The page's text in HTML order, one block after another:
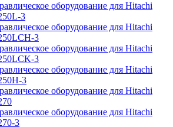
оборудование для Hitachi
3
оборудование для Hitachi
3
оборудование для Hitachi
3
оборудование для Hitachi
3
оборудование для Hitachi
оборудование для Hitachi
3